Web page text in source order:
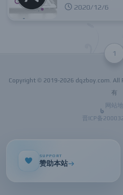
2020/12/6
1
Copyright © 2019-2026 dqzboy.com. All
有
网站
晋ICP备
SUPPORT
赞助本站